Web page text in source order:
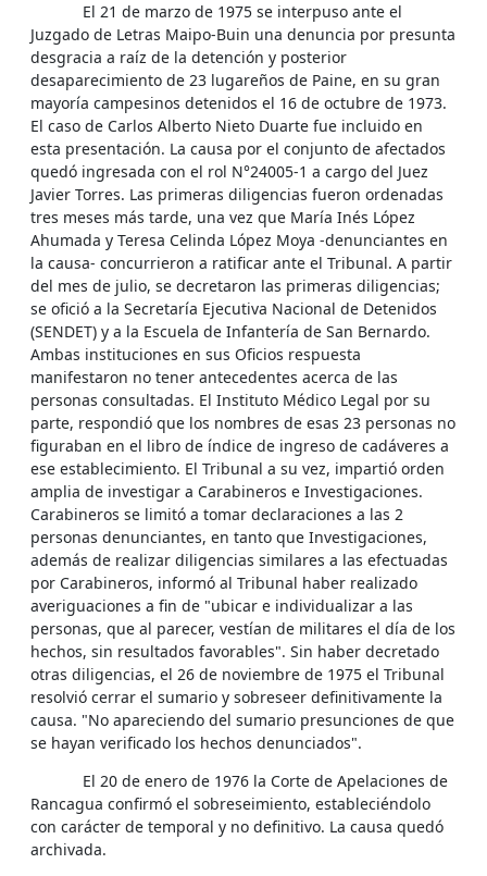
El 21 de marzo de 1975 se interpuso ante el
Juzgado de Letras Maipo-Buin una denuncia por presunta
desgracia a raíz de la detención y posterior
desaparecimiento de 23 lugareños de Paine, en su gran
mayoría campesinos detenidos el 16 de octubre de 1973.
El caso de Carlos Alberto Nieto Duarte fue incluido en
esta presentación. La causa por el conjunto de afectados
quedó ingresada con el rol N°24005-1 a cargo del Juez
Javier Torres. Las primeras diligencias fueron ordenadas
tres meses más tarde, una vez que María Inés López
Ahumada y Teresa Celinda López Moya -denunciantes en
la causa- concurrieron a ratificar ante el Tribunal. A partir
del mes de julio, se decretaron las primeras diligencias;
se ofició a la Secretaría Ejecutiva Nacional de Detenidos
(SENDET) y a la Escuela de Infantería de San Bernardo.
Ambas instituciones en sus Oficios respuesta
manifestaron no tener antecedentes acerca de las
personas consultadas. El Instituto Médico Legal por su
parte, respondió que los nombres de esas 23 personas no
figuraban en el libro de índice de ingreso de cadáveres a
ese establecimiento. El Tribunal a su vez, impartió orden
amplia de investigar a Carabineros e Investigaciones.
Carabineros se limitó a tomar declaraciones a las 2
personas denunciantes, en tanto que Investigaciones,
además de realizar diligencias similares a las efectuadas
por Carabineros, informó al Tribunal haber realizado
averiguaciones a fin de "ubicar e individualizar a las
personas, que al parecer, vestían de militares el día de los
hechos, sin resultados favorables". Sin haber decretado
otras diligencias, el 26 de noviembre de 1975 el Tribunal
resolvió cerrar el sumario y sobreseer definitivamente la
causa. "No apareciendo del sumario presunciones de que
se hayan verificado los hechos denunciados".
El 20 de enero de 1976 la Corte de Apelaciones de
Rancagua confirmó el sobreseimiento, estableciéndolo
con carácter de temporal y no definitivo. La causa quedó
archivada.